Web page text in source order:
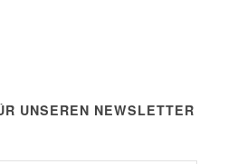
UNSEREN NEWSLETTER